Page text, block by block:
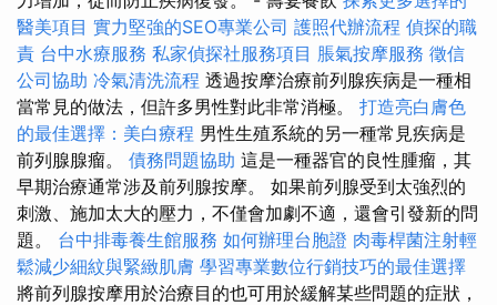
醫美項目 實力堅強的SEO專業公司 護照代辦流程 偵探的職
責 台中水療服務 私家偵探社服務項目 脹氣按摩服務 徵信
公司協助 冷氣清洗流程 透過按摩治療前列腺疾病是一種相
當常見的做法，但許多男性對此非常消極。 打造亮白膚色
的最佳選擇：美白療程 男性生殖系統的另一種常見疾病是
前列腺腺瘤。 債務問題協助 這是一種器官的良性腫瘤，其
早期治療通常涉及前列腺按摩。 如果前列腺受到太強烈的
刺激、施加太大的壓力，不僅會加劇不適，還會引發新的問
題。 台中排毒養生館服務 如何辦理台胞證 肉毒桿菌注射輕
鬆減少細紋與緊緻肌膚 學習專業數位行銷技巧的最佳選擇
將前列腺按摩用於治療目的也可用於緩解某些問題的症狀，